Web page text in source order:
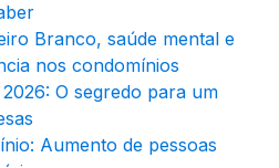
Branco, saúde mental e
nos condomínios
O segredo para um
Aumento de pessoas